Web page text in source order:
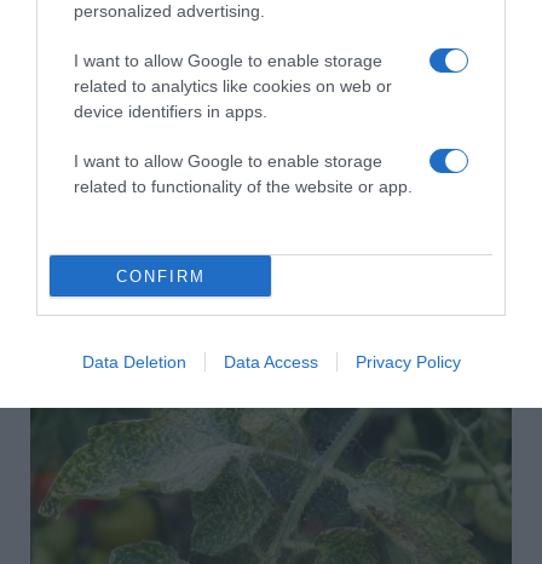
personalized advertising.
I want to allow Google to enable storage
related to analytics like cookies on web or
device identifiers in apps.
I want to allow Google to enable storage
related to functionality of the website or app.
CONFIRM
Data Deletion Data Access Privacy Policy
2026-08-08.